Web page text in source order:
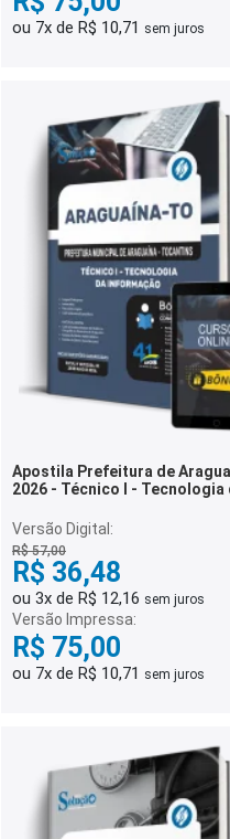
ou 7x de R$ 10,71 sem juros
Apostila Prefeitura de
2026 - Técnico I - Tecnologia
Versão Digital:
R$ 57,00
R$ 36,48
ou 3x de R$ 12,16 sem juros
Versão Impressa:
R$ 75,00
ou 7x de R$ 10,71 sem juros